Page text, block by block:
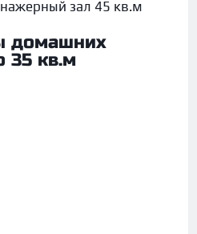
домашних
35 кв.м